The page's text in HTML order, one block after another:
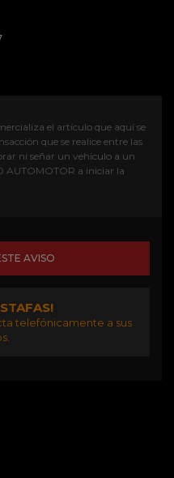
el artículo que aquí se
que se realice entre las
ni señar un vehículo a un
AUTOMOTOR a iniciar la
AVISO
telefónicamente a sus